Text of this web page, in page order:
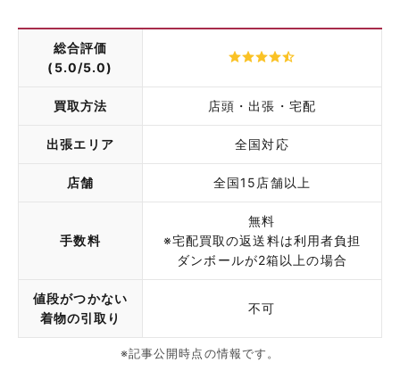
総合評価
(5.0/5.0)
買取方法 店頭・出張・宅配
出張エリア 全国対応
店舗 全国15店舗以上
手数料
無料
※宅配買取の返送料は利用者負担
ダンボールが2箱以上の場合
値段がつかない
着物の引取り
不可
※記事公開時点の情報です。